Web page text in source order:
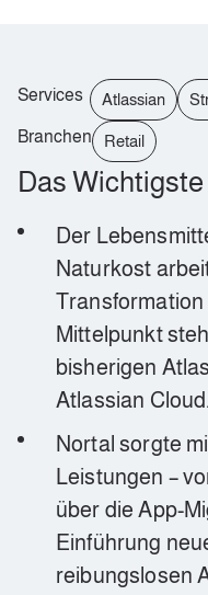
Services Atlassian
Branchen
Retail
Das
Der
Naturkost
Transformation
Mittelpunkt
bisherigen
Atlassian Cloud.
Nortal sorgte
Leistungen –
über die App-
Einführung
reibungslosen